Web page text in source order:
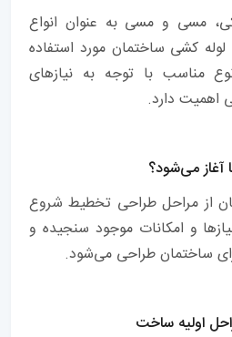
مسی و مسی به عنوان انواع
کشی ساختمان مورد استفاده
مناسب با توجه به نیازهای
اهمیت دارد.
آغاز می‌شود؟
از مراحل طراحی تخطیط شروع
و امکانات موجود سنجیده و
ساختمان طراحی می‌شود.
اولیه ساخت